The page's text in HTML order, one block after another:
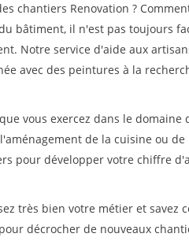
chantiers Renovation ?
bâtiment, il n'est pas toujours
Notre service d'aide aux
avec des peintures à la
vous exercez dans le
de la cuisine ou
pour développer votre chiffre
très bien votre métier et
décrocher de nouveaux